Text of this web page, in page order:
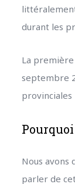
durant les
La
septembre
provinciales
Nous avons
parler de